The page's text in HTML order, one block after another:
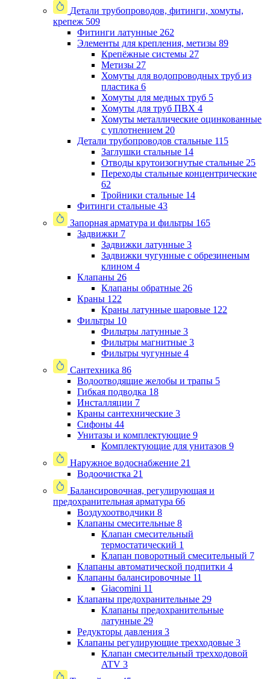
Детали трубопроводов, фитинги, хомуты,
крепеж 509
Фитинги латунные 262
Элементы для крепления, метизы 89
Крепёжные системы 27
Метизы 27
Хомуты для водопроводных труб из
пластика 6
Хомуты для медных труб 5
Хомуты для труб ПВХ 4
Хомуты металлические оцинкованные
с уплотнением 20
Детали трубопроводов стальные 115
Заглушки стальные 14
Отводы крутоизогнутые стальные 25
Переходы стальные концентрические
62
Тройники стальные 14
Фитинги стальные 43
Запорная арматура и фильтры 165
Задвижки 7
Задвижки латунные 3
Задвижки чугунные с обрезиненым
клином 4
Клапаны 26
Клапаны обратные 26
Краны 122
Краны латунные шаровые 122
Фильтры 10
Фильтры латунные 3
Фильтры магнитные 3
Фильтры чугунные 4
Сантехника 86
Водоотводящие желобы и трапы 5
Гибкая подводка 18
Инсталляции 7
Краны сантехнические 3
Сифоны 44
Унитазы и комплектующие 9
Комплектующие для унитазов 9
Наружное водоснабжение 21
Водоочистка 21
Балансировочная, регулирующая и
предохранительная арматура 66
Воздухоотводчики 8
Клапаны cмесительные 8
Клапан cмесительный
термостатический 1
Клапан поворотный cмесительный 7
Клапаны автоматической подпитки 4
Клапаны балансировочные 11
Giacomini 11
Клапаны предохранительные 29
Клапаны предохранительные
латунные 29
Редукторы давления 3
Клапаны регулирующие трехходовые 3
Клапан смесительный трехходовой
ATV 3